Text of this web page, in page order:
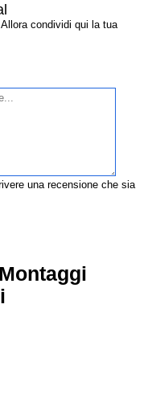
condividi qui la tua
una recensione che sia